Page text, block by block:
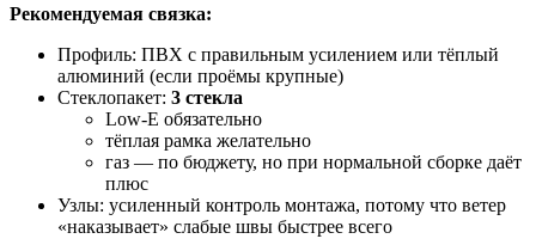
Рекомендуемая связка:
Профиль: ПВХ с правильным усилением или тёплый
алюминий (если проёмы крупные)
Стеклопакет: 3 стекла
Low-E обязательно
тёплая рамка желательно
газ — по бюджету, но при нормальной сборке даёт
плюс
Узлы: усиленный контроль монтажа, потому что ветер
«наказывает» слабые швы быстрее всего